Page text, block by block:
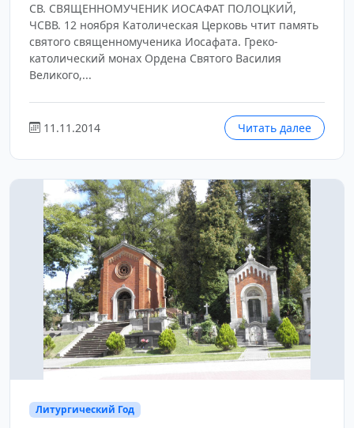
СВ. СВЯЩЕННОМУЧЕНИК ИОСАФАТ ПОЛОЦКИЙ,
ЧСВВ. 12 ноября Католическая Церковь чтит память
святого священномученика Иосафата. Греко-
католический монах Ордена Святого Василия
Великого,...
11.11.2014 Читать далее
Литургический Год